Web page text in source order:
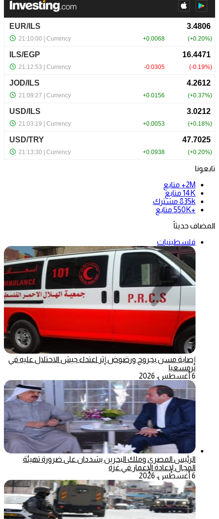
تابعونا
2M+
متابع
14K متابع
835k مشترك
+550K
متابع
المضاف حديثاً
فلسطينيات
إصابة مسن بجروح ورضوض إثر اعتداء جيش الاحتلال عليه في
ترمسعيا
6 أغسطس، 2026
الرئيس المصري وملك البحرين يشددان على ضرورة تهيئة
المجال لإعادة الإعمار في غزة
6 أغسطس، 2026